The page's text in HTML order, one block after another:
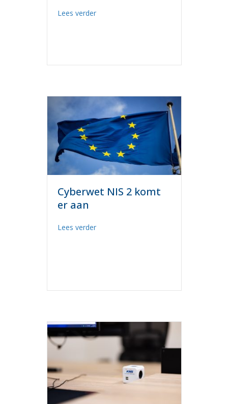
Lees verderabout Tips tegen cybercriminaliteit
Cyberwet NIS 2 komt
er aan
Lees verderabout Cyberwet NIS 2 komt er aan